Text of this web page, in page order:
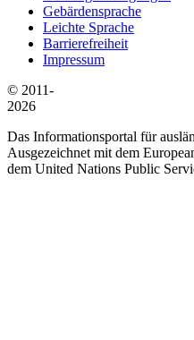
Gebärdensprache
Leichte Sprache
Barrierefreiheit
Impressum
© 2011-
2026
Das Informationsportal für
Ausgezeichnet mit dem
dem United Nations Public